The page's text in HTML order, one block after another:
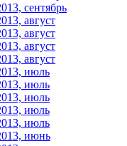
сентябрь
август
август
август
август
июль
июль
июль
июль
июль
июнь